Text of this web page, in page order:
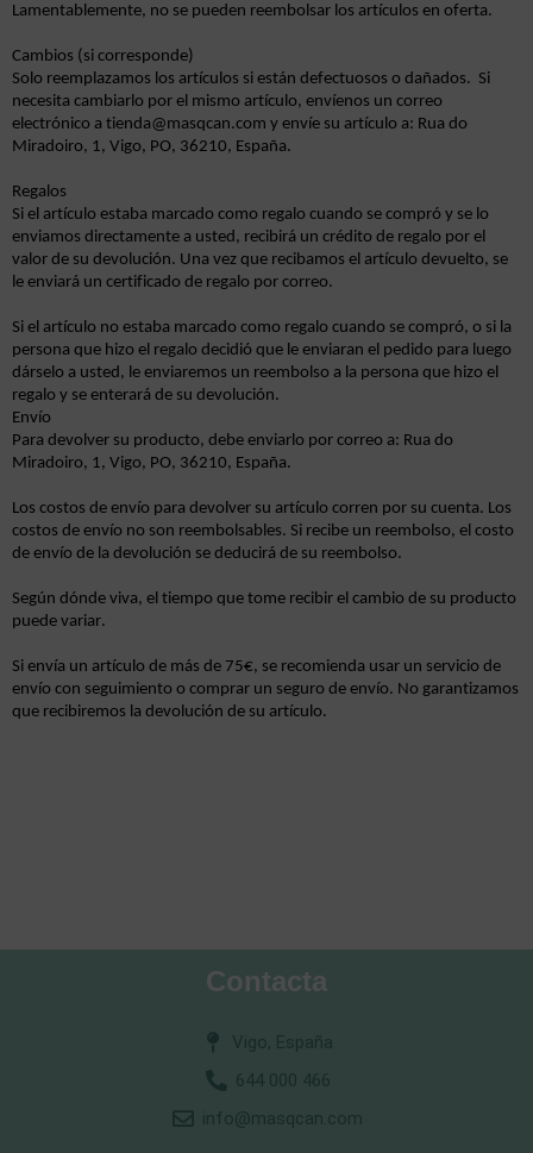
Lamentablemente, no se pueden reembolsar los artículos en oferta.
Cambios (si corresponde)
Solo reemplazamos los artículos si están defectuosos o dañados. Si
necesita cambiarlo por el mismo artículo, envíenos un correo
electrónico a tienda@masqcan.com y envíe su artículo a: Rua do
Miradoiro, 1, Vigo, PO, 36210, España.
Regalos
Si el artículo estaba marcado como regalo cuando se compró y se lo
enviamos directamente a usted, recibirá un crédito de regalo por el
valor de su devolución. Una vez que recibamos el artículo devuelto, se
le enviará un certificado de regalo por correo.
Si el artículo no estaba marcado como regalo cuando se compró, o si la
persona que hizo el regalo decidió que le enviaran el pedido para luego
dárselo a usted, le enviaremos un reembolso a la persona que hizo el
regalo y se enterará de su devolución.
Envío
Para devolver su producto, debe enviarlo por correo a: Rua do
Miradoiro, 1, Vigo, PO, 36210, España.
Los costos de envío para devolver su artículo corren por su cuenta. Los
costos de envío no son reembolsables. Si recibe un reembolso, el costo
de envío de la devolución se deducirá de su reembolso.
Según dónde viva, el tiempo que tome recibir el cambio de su producto
puede variar.
Si envía un artículo de más de 75€, se recomienda usar un servicio de
envío con seguimiento o comprar un seguro de envío. No garantizamos
que recibiremos la devolución de su artículo.
Contacta
Vigo, España
644 000 466
info@masqcan.com